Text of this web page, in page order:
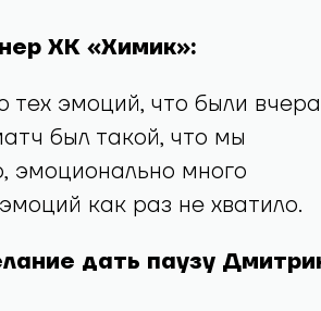
ХК «Химик»:
тех эмоций, что были
был такой, что мы
эмоционально много
как раз не хватило.
дать паузу